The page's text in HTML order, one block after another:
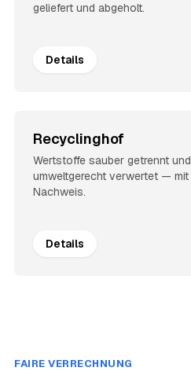
geliefert und abgeholt.
Details
Recyclinghof
Wertstoffe sauber getrennt und
umweltgerecht verwertet — mit
Nachweis.
Details
FAIRE VERRECHNUNG